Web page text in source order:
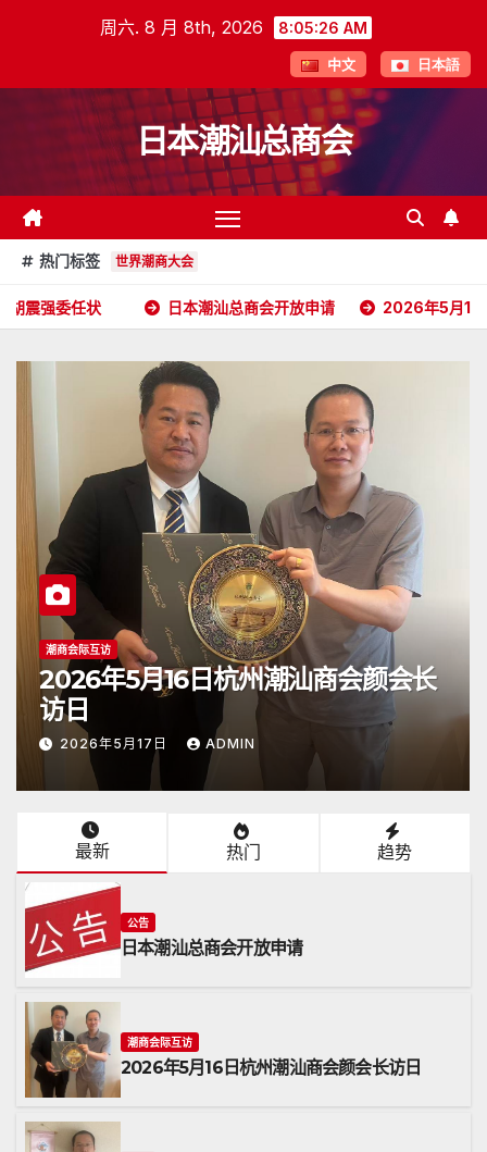
周六. 8 月 8th, 2026 8:05:27 AM
中文 日本語
日本潮汕总商会
热门标签 世界潮商大会
日本潮汕总商会开放申请 2026年5月16日杭州潮汕商会颜会长
公告
2026年4月26日《潮人》杂志顺利抵
达日本
2026年4月26日 ADMIN
最新 热门 趋势
公告
日本潮汕总商会开放申请
潮商会际互访
2026年5月16日杭州潮汕商会颜会长访日